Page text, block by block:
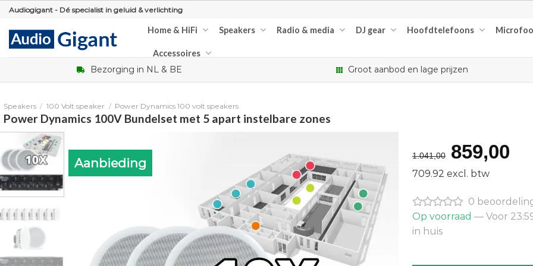
Skip
content
Audiogigant - Dé specialist in geluid & verlichting
Home & HiFi Speakers Radio & media DJ gear Hoofdtelefoons
Accessoires
Bezorging in NL & BE Groot aanbod en lage prijzen
Speakers / 100 Volt speaker / Power Dynamics 100 volt speakers
Power Dynamics 100V Bundelset met 5 apart instelbare zones
Aanbieding 1.041,00
prijs
was:
859,00
709.92 excl. btw
0
Op voorraad — Voor
in huis